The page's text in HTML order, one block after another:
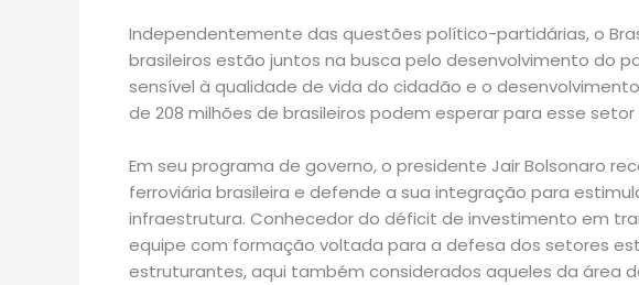
Independentemente das questões político-partidárias, o
brasileiros estão juntos na busca pelo desenvolvimento do
sensível à qualidade de vida do cidadão e o
de 208 milhões de brasileiros podem esperar para esse
Em seu programa de governo, o presidente Jair Bolsonaro
ferroviária brasileira e defende a sua integração para
infraestrutura. Conhecedor do déficit de investimento em
equipe com formação voltada para a defesa dos setores
estruturantes, aqui também considerados aqueles da área